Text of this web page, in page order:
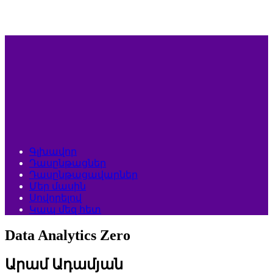
Գլխավոր
Դասընթացներ
Դասընթացավարներ
Մեր մասին
Սովորելով
Կապ մեզ հետ
Data Analytics Zero
Արամ Ադամյան